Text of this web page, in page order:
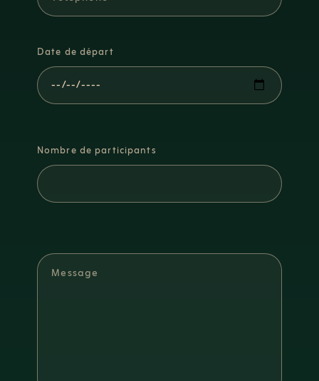
Date de départ
Nombre de participants